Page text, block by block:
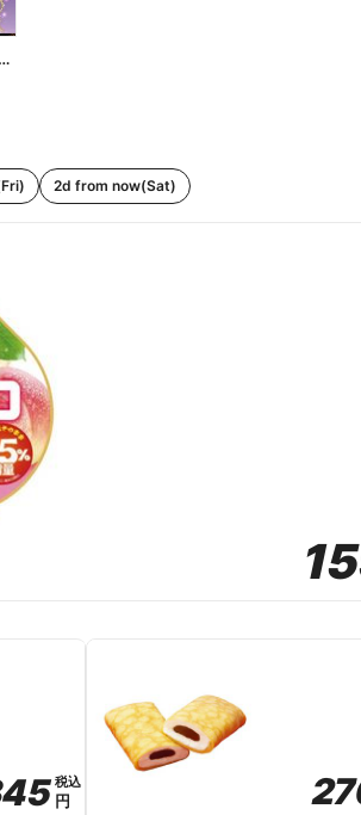
】抽選でペアチケットが当たる!
2d from now(Sat)
税込
税込
円
円